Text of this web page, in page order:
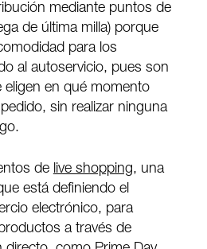
mediante puntos de
de última milla) porque
para los
al autoservicio, pues son
eligen en qué momento
sin realizar ninguna
de live shopping, una
está definiendo el
electrónico, para
a través de